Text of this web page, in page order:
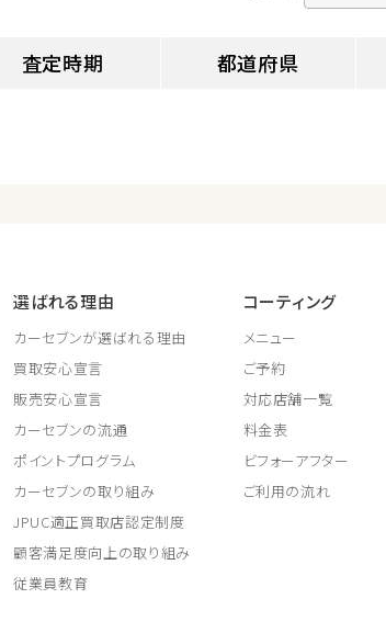
査定時期 都道府県
選ばれる理由
カーセブンが選ばれる理由
買取安心宣言
販売安心宣言
カーセブンの流通
ポイントプログラム
カーセブンの取り組み
JPUC適正買取店認定制度
顧客満足度向上の取り組み
従業員教育
コーティング
メニュー
ご予約
対応店舗一覧
料金表
ビフォーアフター
ご利用の流れ